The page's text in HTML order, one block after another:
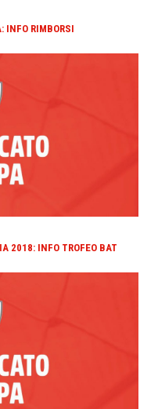
INFO RIMBORSI
2018: INFO TROFEO BAT